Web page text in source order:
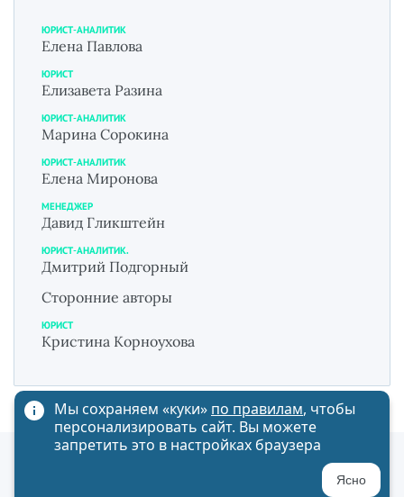
ЮРИСТ-АНАЛИТИК
Елена Павлова
ЮРИСТ
Елизавета Разина
ЮРИСТ-АНАЛИТИК
Марина Сорокина
ЮРИСТ-АНАЛИТИК
Елена Миронова
МЕНЕДЖЕР
Давид Гликштейн
ЮРИСТ-АНАЛИТИК.
Дмитрий Подгорный
Сторонние авторы
ЮРИСТ
Кристина Корноухова
Политика обработки персональных данных
Мы сохраняем «куки» по правилам, чтобы
персонализировать сайт. Вы можете
запретить это в настройках браузера
Ясно